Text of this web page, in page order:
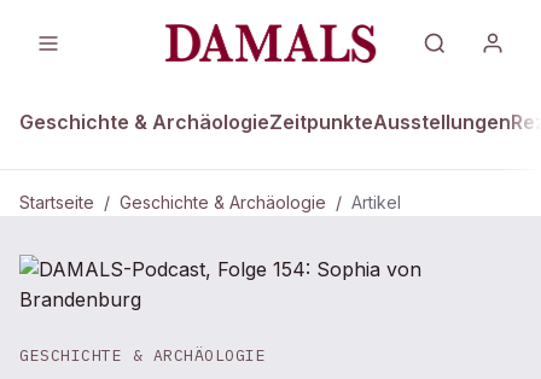
Geschichte & ArchäologieZeitpunkteAusstellungen
Startseite / Geschichte & Archäologie / Artikel
GESCHICHTE & ARCHÄOLOGIE